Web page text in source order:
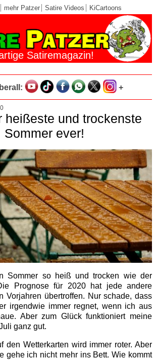
mehr Patzer Satire Videos KiCartoons
Satiremagazin!
+
heißeste und trockenste
Sommer ever!
Sommer so heiß und trocken wie der
Prognose für 2020 hat jede andere
Vorjahren übertroffen. Nur schade, dass
irgendwie immer regnet, wenn ich aus
Aber zum Glück funktioniert meine
ganz gut.
den Wetterkarten wird immer roter. Aber
gehe ich nicht mehr ins Bett. Wie kommt